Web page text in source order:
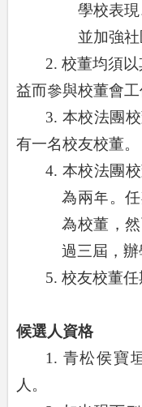
學校表
並加強社
2. 校董均須
益而參與校董會工
3. 本校法團
有一名校友校董。
4. 本校法團
為兩年。
為校董，
過三屆，辦
5. 校友校董任
候選人資格
1. 青松侯寶
人。